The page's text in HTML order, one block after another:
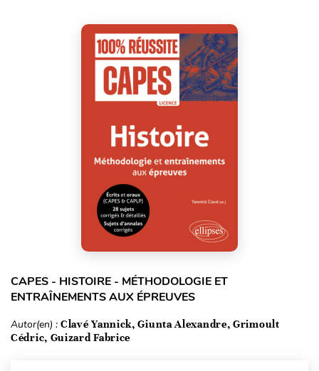
CAPES - HISTOIRE - MÉTHODOLOGIE ET
ENTRAÎNEMENTS AUX ÉPREUVES
Autor(en) : Clavé Yannick, Giunta Alexandre, Grimoult
Cédric, Guizard Fabrice